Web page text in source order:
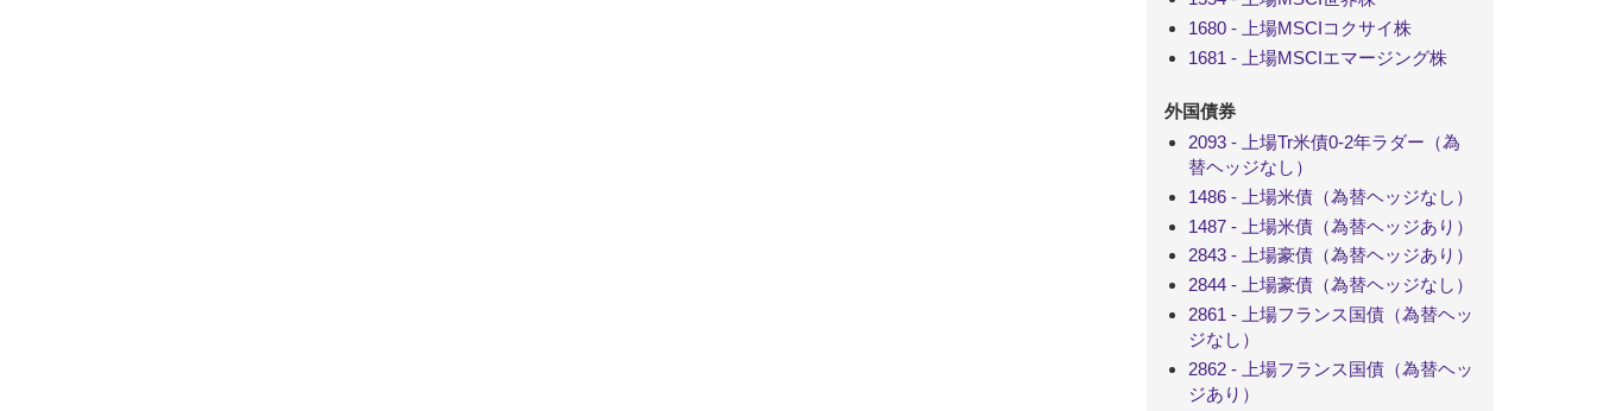
1680 - 上場MSCIコクサイ株
1681 - 上場MSCIエマージング株
外国債券
2093 - 上場Tr米債0-2年ラダー（為
替ヘッジなし）
1486 - 上場米債（為替ヘッジなし）
1487 - 上場米債（為替ヘッジあり）
2843 - 上場豪債（為替ヘッジあり）
2844 - 上場豪債（為替ヘッジなし）
2861 - 上場フランス国債（為替ヘッ
ジなし）
2862 - 上場フランス国債（為替ヘッ
ジあり）